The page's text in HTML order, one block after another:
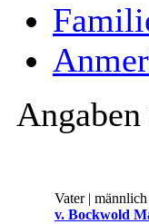
Vater | männlich
v. Bockwold